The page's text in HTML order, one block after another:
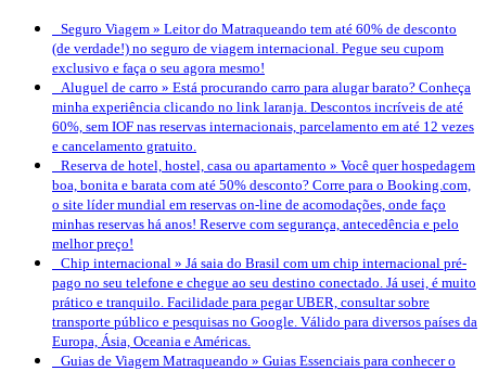
Seguro Viagem » Leitor do Matraqueando tem até 60% de desconto
(de verdade!) no seguro de viagem internacional. Pegue seu cupom
exclusivo e faça o seu agora mesmo!
Aluguel de carro » Está procurando carro para alugar barato? Conheça
minha experiência clicando no link laranja. Descontos incríveis de até
60%, sem IOF nas reservas internacionais, parcelamento em até 12 vezes
e cancelamento gratuito.
Reserva de hotel, hostel, casa ou apartamento » Você quer hospedagem
boa, bonita e barata com até 50% desconto? Corre para o Booking.com,
o site líder mundial em reservas on-line de acomodações, onde faço
minhas reservas há anos! Reserve com segurança, antecedência e pelo
melhor preço!
Chip internacional » Já saia do Brasil com um chip internacional pré-
pago no seu telefone e chegue ao seu destino conectado. Já usei, é muito
prático e tranquilo. Facilidade para pegar UBER, consultar sobre
transporte público e pesquisas no Google. Válido para diversos países da
Europa, Ásia, Oceania e Américas.
Guias de Viagem Matraqueando » Guias Essenciais para conhecer o